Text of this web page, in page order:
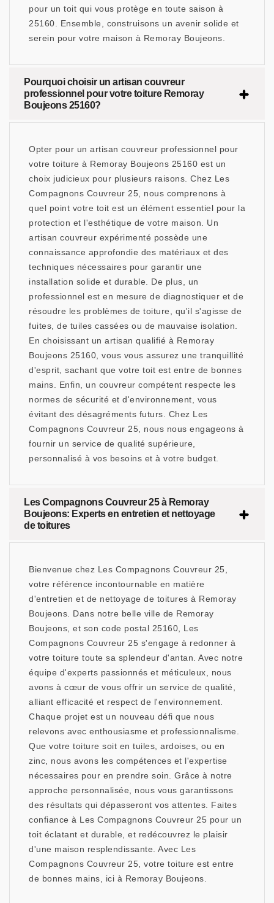
pour un toit qui vous protège en toute saison à
25160. Ensemble, construisons un avenir solide et
serein pour votre maison à Remoray Boujeons.
Pourquoi choisir un artisan couvreur
professionnel pour votre toiture Remoray
Boujeons 25160?
Opter pour un artisan couvreur professionnel pour
votre toiture à Remoray Boujeons 25160 est un
choix judicieux pour plusieurs raisons. Chez Les
Compagnons Couvreur 25, nous comprenons à
quel point votre toit est un élément essentiel pour la
protection et l'esthétique de votre maison. Un
artisan couvreur expérimenté possède une
connaissance approfondie des matériaux et des
techniques nécessaires pour garantir une
installation solide et durable. De plus, un
professionnel est en mesure de diagnostiquer et de
résoudre les problèmes de toiture, qu'il s'agisse de
fuites, de tuiles cassées ou de mauvaise isolation.
En choisissant un artisan qualifié à Remoray
Boujeons 25160, vous vous assurez une tranquillité
d'esprit, sachant que votre toit est entre de bonnes
mains. Enfin, un couvreur compétent respecte les
normes de sécurité et d'environnement, vous
évitant des désagréments futurs. Chez Les
Compagnons Couvreur 25, nous nous engageons à
fournir un service de qualité supérieure,
personnalisé à vos besoins et à votre budget.
Les Compagnons Couvreur 25 à Remoray
Boujeons: Experts en entretien et nettoyage
de toitures
Bienvenue chez Les Compagnons Couvreur 25,
votre référence incontournable en matière
d'entretien et de nettoyage de toitures à Remoray
Boujeons. Dans notre belle ville de Remoray
Boujeons, et son code postal 25160, Les
Compagnons Couvreur 25 s'engage à redonner à
votre toiture toute sa splendeur d'antan. Avec notre
équipe d'experts passionnés et méticuleux, nous
avons à cœur de vous offrir un service de qualité,
alliant efficacité et respect de l'environnement.
Chaque projet est un nouveau défi que nous
relevons avec enthousiasme et professionnalisme.
Que votre toiture soit en tuiles, ardoises, ou en
zinc, nous avons les compétences et l'expertise
nécessaires pour en prendre soin. Grâce à notre
approche personnalisée, nous vous garantissons
des résultats qui dépasseront vos attentes. Faites
confiance à Les Compagnons Couvreur 25 pour un
toit éclatant et durable, et redécouvrez le plaisir
d'une maison resplendissante. Avec Les
Compagnons Couvreur 25, votre toiture est entre
de bonnes mains, ici à Remoray Boujeons.